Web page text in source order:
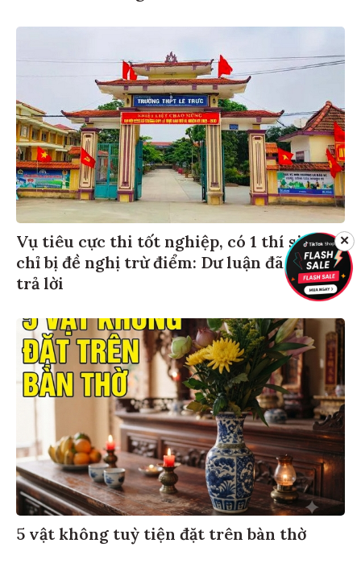
Vụ tiêu cực thi tốt nghiệp, có 1 thí sinh
chỉ bị đề nghị trừ điểm: Dư luận đã có câu
trả lời
5 vật không tuỳ tiện đặt trên bàn thờ
✕